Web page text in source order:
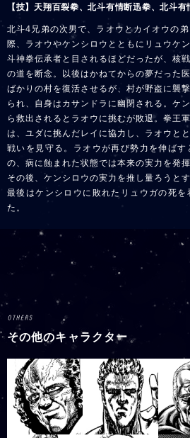
【技】天翔百裂拳、北斗有情断迅拳、北斗
北斗4兄弟の次男で、ラオウとカイオウの
際、ラオウやケンシロウとともにリュウケ
斗神拳伝承者と目されるほどだったが、核
の道を断念。以後はかねてからの夢だった
ばかりの村を復活させるが、村が野盗に襲
られ、自身はカサンドラに幽閉される。ケ
ら救出されるとラオウに挑むが敗退。拳王
は、ユダに挑んだレイに協力し、ラオウと
戦いを見守る。ラオウが再び勢力を伸ば
の、病に蝕まれた状態では本来の実力を発
その後、ケンシロウの実力を推し量ろうと
最後はケンシロウに敗れたリュウガの死
た。
その他のキャラクター